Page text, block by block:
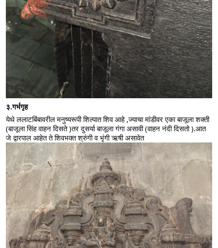
३.गर्भगृह
येथे ललाटबिंबावरील मनुष्यरूपी शिल्पात शिव आहे ,ज्याचा मांडीवर एका बाजूला शक्ती
(बाजूला सिंह वाहन दिसते )तर दुसर्या बाजूला गंगा असावी (वाहन नंदी दिसतो ).आत
जे द्वारपाल आहेत ते शिवभक्त श्रुंगी व भृंगी ऋषी असावेत